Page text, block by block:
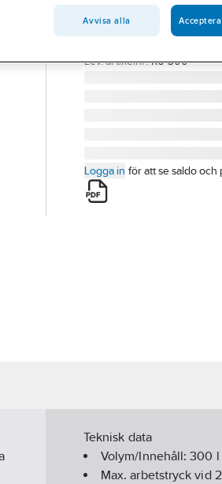
300L GG HYDROFOR
Lev. artikelnr: R6-300
Logga in för att se saldo och
Teknisk data
Volym/Innehåll:300 l
Max. arbetstryck vid
Avvisa alla